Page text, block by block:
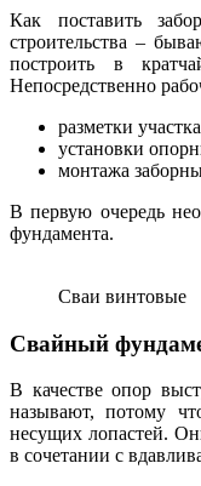
Как поставить
строительства –
построить в
Непосредственно
разметки
установки
монтажа
В первую очередь
фундамента.
Сваи винтовые
Свайный
В качестве опор
называют, потому
несущих лопастей.
в сочетании с